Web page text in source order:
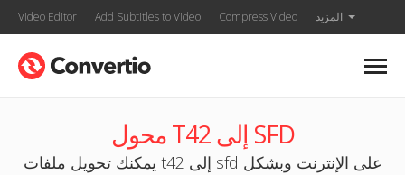
Video Editor Add Subtitles to Video Compress Video المزيد
محول T42 إلى SFD
يمكنك تحويل ملفات t42 إلى sfd على الإنترنت وبشكل